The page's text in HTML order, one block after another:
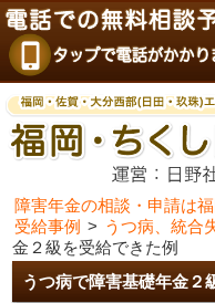
障害年金の相談・申請は
受給事例 > うつ病、統合
金２級を受給できた例
うつ病で障害基礎年金２